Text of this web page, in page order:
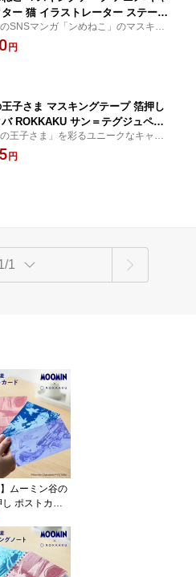
ター 猫 イラストレーター ステーシ
ー 可愛い おしゃれ デザイン 文
ギフト プレゼント 日本製
SNSマンガ「ンめねこ」のマスキン
プが登場！
円
子さま マスキングテープ 箔押し
バ ROKKAKU サン＝テグジュペリ
ラクター グッズ デザイン 可愛い
れ マステ 手帳 デコレーション
の王子さま」を彩るユニークなキャラ
がメインの箔押しマスキングテープ
場面でも使いやすいデザイン
円
1
】ムーミン谷の
ポストカー
MOOMIN
ッズ キャラク
ミントロール
スニフ 小説